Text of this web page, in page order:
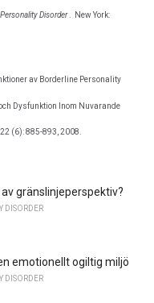
Disorder. New York:
av Borderline Personality
Dysfunktion Inom Nuvarande
, 22 (6): 885-893, 2008.
gränslinjeperspektiv?
DISORDER
emotionellt ogiltig miljö
DISORDER